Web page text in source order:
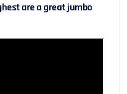
are a great jumbo